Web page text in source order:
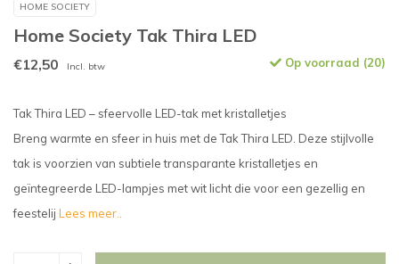
HOME SOCIETY
Home Society Tak Thira LED
€12,50 Incl. btw Op voorraad (20)
Tak Thira LED – sfeervolle LED-tak met kristalletjes
Breng warmte en sfeer in huis met de Tak Thira LED. Deze stijlvolle
tak is voorzien van subtiele transparante kristalletjes en
geïntegreerde LED-lampjes met wit licht die voor een gezellig en
feestelij Lees meer..